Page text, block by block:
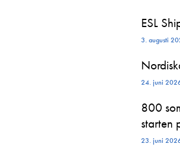
ESL
3. augusti
24. juni
800
starten
23. juni